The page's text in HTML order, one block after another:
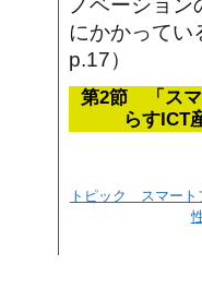
ノベーショ
にかかって
p.17）
第2節 「スマ
らすICT
トピック スマート